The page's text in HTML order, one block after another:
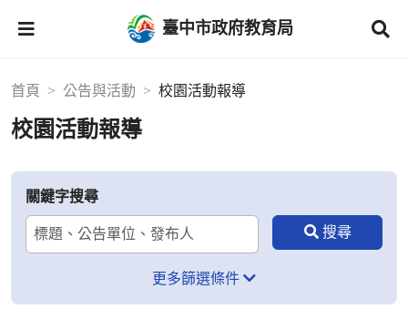
臺中市政府教育局
首頁 公告與活動 校園活動報導
校園活動報導
關鍵字搜尋
更多篩選條件